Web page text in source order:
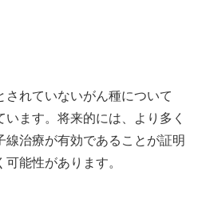
れていないがん種について
ます。将来的には、より多く
治療が有効であることが証明
能性があります。